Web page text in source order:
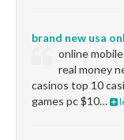
brand new usa
online
real money
casinos top 10
games pc $10…